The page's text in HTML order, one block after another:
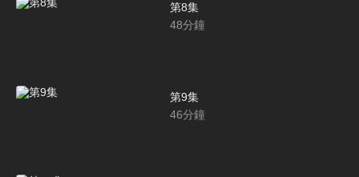
第8集
48分鐘
第9集
46分鐘